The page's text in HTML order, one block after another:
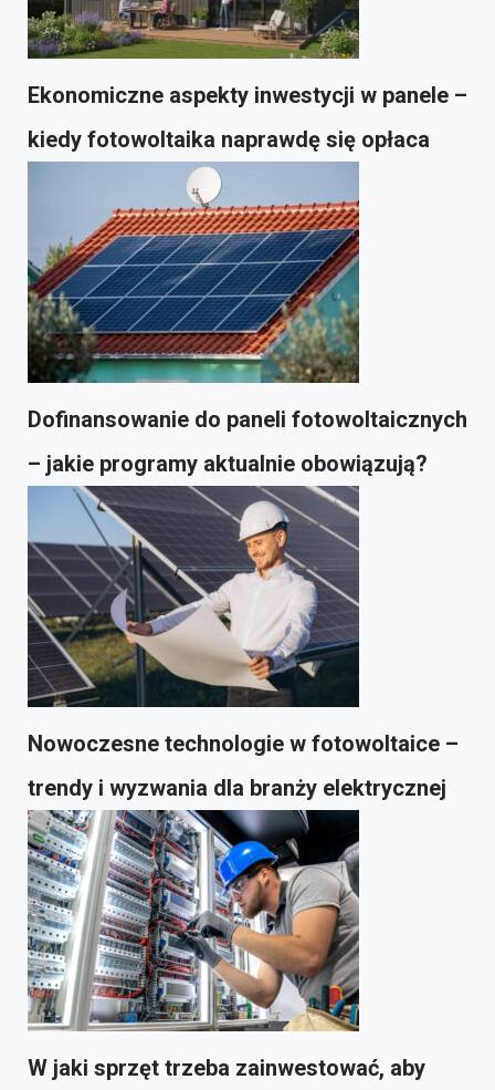
Ekonomiczne aspekty inwestycji w panele –
kiedy fotowoltaika naprawdę się opłaca
Dofinansowanie do paneli fotowoltaicznych
– jakie programy aktualnie obowiązują?
Nowoczesne technologie w fotowoltaice –
trendy i wyzwania dla branży elektrycznej
W jaki sprzęt trzeba zainwestować, aby